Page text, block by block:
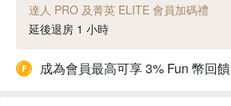
達人 PRO 及菁英 ELITE 會員加碼禮
延後退房 1 小時
成為會員最高可享 3% Fun 幣回饋